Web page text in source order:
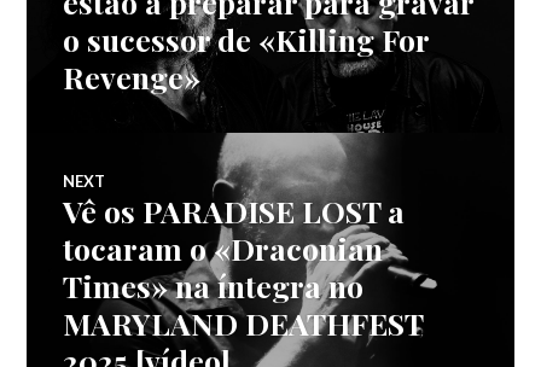
artigos
o sucessor de «Killing For
Revenge»
NEXT
Next
post:
Vê os PARADISE LOST a
tocaram o «Draconian
Times» na íntegra no
MARYLAND DEATHFEST